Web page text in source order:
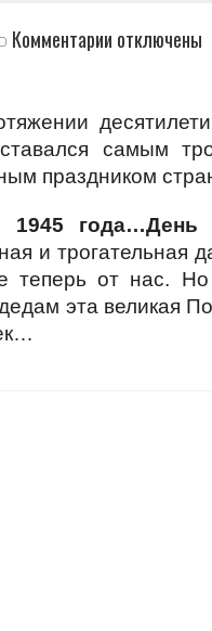
Комментарии записи
ПОБЕДЫ!
отключены
самым
праздником
1945 года…День
и трогательная
теперь от нас.
эта великая